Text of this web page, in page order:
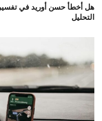
هل أخطأ حسن أوريد في
التحليل